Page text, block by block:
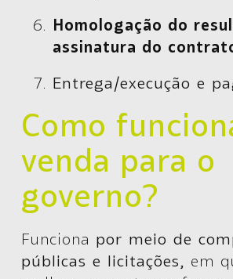
Homologação do
assinatura do
Entrega/execução e
Como
venda para o
governo?
Funciona por meio de
públicas e licitações,
em